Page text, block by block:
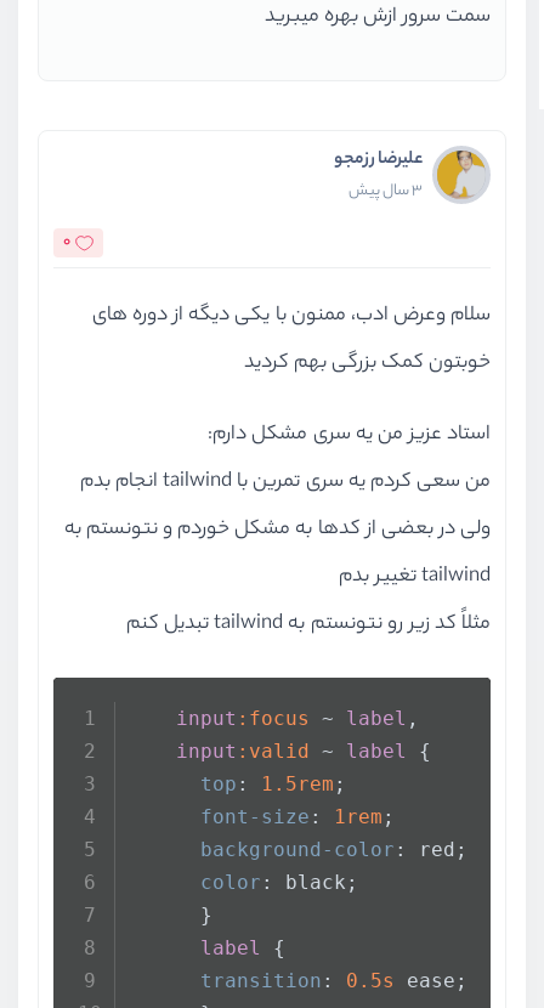
سمت سرور ازش بهره میبرید
علیرضا رزمجو
3 سال پیش
0
سلام وعرض ادب، ممنون با یکی دیگه از دوره های
خوبتون کمک بزرگی بهم کردید
استاد عزیز من یه سری مشکل دارم:
من سعی کردم یه سری تمرین با tailwind انجام بدم
ولی در بعضی از کدها به مشکل خوردم و نتونستم به
tailwind تغییر بدم
مثلاً کد زیر رو نتونستم به tailwind تبدیل کنم
input :focus ~ label ,
input :valid ~ label
{
top : 1.5rem ;
font-size : 1rem ;
background-color : red;
color : black;
      }
label
{
transition : 0.5s
ease;